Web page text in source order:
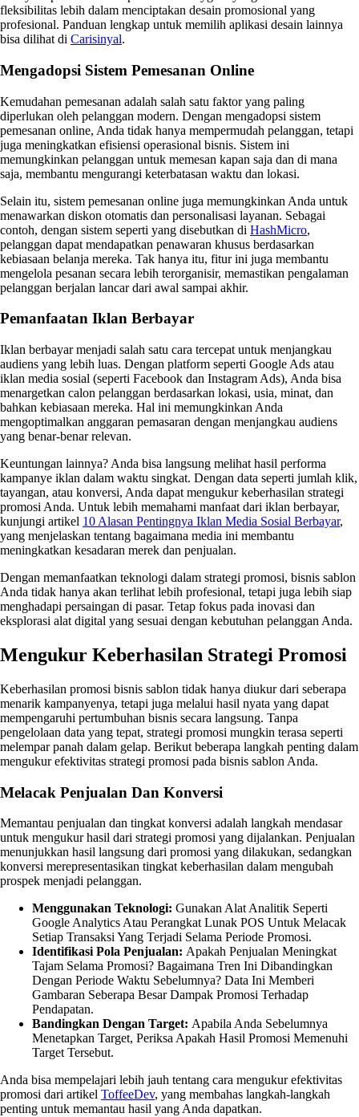
fleksibilitas lebih dalam menciptakan desain promosional yang
profesional. Panduan lengkap untuk memilih aplikasi desain lainnya
bisa dilihat di Carisinyal.
Mengadopsi Sistem Pemesanan Online
Kemudahan pemesanan adalah salah satu faktor yang paling
diperlukan oleh pelanggan modern. Dengan mengadopsi sistem
pemesanan online, Anda tidak hanya mempermudah pelanggan, tetapi
juga meningkatkan efisiensi operasional bisnis. Sistem ini
memungkinkan pelanggan untuk memesan kapan saja dan di mana
saja, membantu mengurangi keterbatasan waktu dan lokasi.
Selain itu, sistem pemesanan online juga memungkinkan Anda untuk
menawarkan diskon otomatis dan personalisasi layanan. Sebagai
contoh, dengan sistem seperti yang disebutkan di HashMicro,
pelanggan dapat mendapatkan penawaran khusus berdasarkan
kebiasaan belanja mereka. Tak hanya itu, fitur ini juga membantu
mengelola pesanan secara lebih terorganisir, memastikan pengalaman
pelanggan berjalan lancar dari awal sampai akhir.
Pemanfaatan Iklan Berbayar
Iklan berbayar menjadi salah satu cara tercepat untuk menjangkau
audiens yang lebih luas. Dengan platform seperti Google Ads atau
iklan media sosial (seperti Facebook dan Instagram Ads), Anda bisa
menargetkan calon pelanggan berdasarkan lokasi, usia, minat, dan
bahkan kebiasaan mereka. Hal ini memungkinkan Anda
mengoptimalkan anggaran pemasaran dengan menjangkau audiens
yang benar-benar relevan.
Keuntungan lainnya? Anda bisa langsung melihat hasil performa
kampanye iklan dalam waktu singkat. Dengan data seperti jumlah klik,
tayangan, atau konversi, Anda dapat mengukur keberhasilan strategi
promosi Anda. Untuk lebih memahami manfaat dari iklan berbayar,
kunjungi artikel 10 Alasan Pentingnya Iklan Media Sosial Berbayar,
yang menjelaskan tentang bagaimana media ini membantu
meningkatkan kesadaran merek dan penjualan.
Dengan memanfaatkan teknologi dalam strategi promosi, bisnis sablon
Anda tidak hanya akan terlihat lebih profesional, tetapi juga lebih siap
menghadapi persaingan di pasar. Tetap fokus pada inovasi dan
eksplorasi alat digital yang sesuai dengan kebutuhan pelanggan Anda.
Mengukur Keberhasilan Strategi Promosi
Keberhasilan promosi bisnis sablon tidak hanya diukur dari seberapa
menarik kampanyenya, tetapi juga melalui hasil nyata yang dapat
mempengaruhi pertumbuhan bisnis secara langsung. Tanpa
pengelolaan data yang tepat, strategi promosi mungkin terasa seperti
melempar panah dalam gelap. Berikut beberapa langkah penting dalam
mengukur efektivitas strategi promosi pada bisnis sablon Anda.
Melacak Penjualan Dan Konversi
Memantau penjualan dan tingkat konversi adalah langkah mendasar
untuk mengukur hasil dari strategi promosi yang dijalankan. Penjualan
menunjukkan hasil langsung dari promosi yang dilakukan, sedangkan
konversi merepresentasikan tingkat keberhasilan dalam mengubah
prospek menjadi pelanggan.
Menggunakan Teknologi: Gunakan Alat Analitik Seperti
Google Analytics Atau Perangkat Lunak POS Untuk Melacak
Setiap Transaksi Yang Terjadi Selama Periode Promosi.
Identifikasi Pola Penjualan: Apakah Penjualan Meningkat
Tajam Selama Promosi? Bagaimana Tren Ini Dibandingkan
Dengan Periode Waktu Sebelumnya? Data Ini Memberi
Gambaran Seberapa Besar Dampak Promosi Terhadap
Pendapatan.
Bandingkan Dengan Target: Apabila Anda Sebelumnya
Menetapkan Target, Periksa Apakah Hasil Promosi Memenuhi
Target Tersebut.
Anda bisa mempelajari lebih jauh tentang cara mengukur efektivitas
promosi dari artikel ToffeeDev, yang membahas langkah-langkah
penting untuk memantau hasil yang Anda dapatkan.